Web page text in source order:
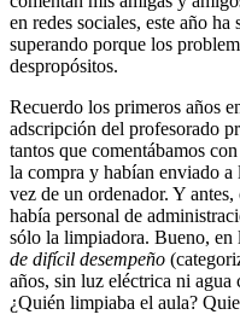
en redes sociales, este año
superando porque los
despropósitos.
Recuerdo los primeros años
adscripción del profesorado
tantos que comentábamos
la compra y habían enviado
vez de un ordenador. Y
había personal de
sólo la limpiadora. Bueno, en
de difícil desempeño
años, sin luz eléctrica ni
¿Quién limpiaba el aula?